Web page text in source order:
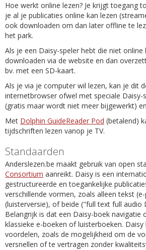
Hoe werkt online lezen? Je krijgt toegang
je al je publicaties online kan lezen
ook downloaden om dan later offline te
het park.
Als je een Daisy-speler hebt die niet
downloaden via de website en dan
bv. met een SD-kaart.
Als je via je computer wil lezen, kan je dit
internetbrowser ofwel met speciale Daisy-
(gratis maar wordt niet meer bijgewerkt) en
Met Dolphin GuideReader Pod (betalend)
tijdschriften lezen vanop je TV.
Standaarden
Anderslezen.be maakt gebruik van open
Consortium aanreikt. Daisy is een
gestructureerde en toegankelijke
verschillende vormen, zoals alleen tekst
(luisterversie), of beide ("full text full audio
Belangrijk is dat een Daisy-boek navigatie
klassieke e-boeken of luisterboeken.
voordelen, zoals de mogelijkheid om de
versnellen of te vertragen zonder